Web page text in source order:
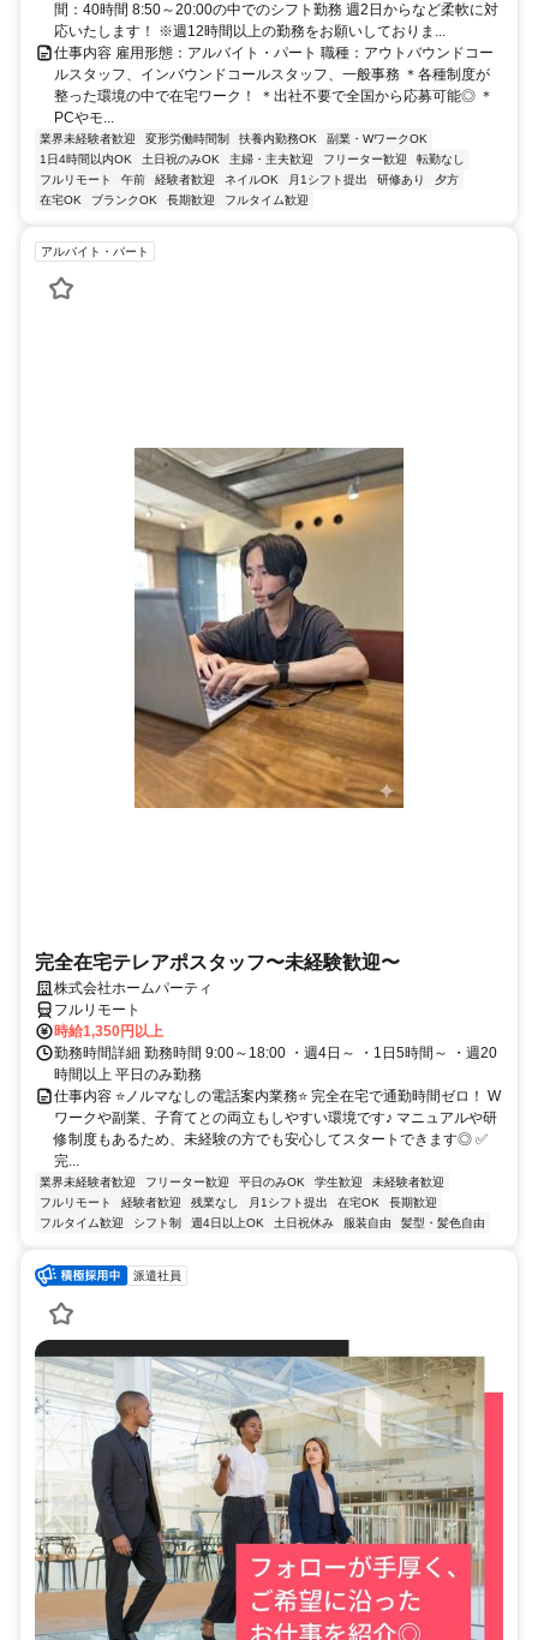
間：40時間 8:50～20:00の中でのシフト勤務 週2日からなど柔軟に対
応いたします！ ※週12時間以上の勤務をお願いしておりま...
仕事内容 雇用形態：アルバイト・パート 職種：アウトバウンドコー
ルスタッフ、インバウンドコールスタッフ、一般事務 ＊各種制度が
整った環境の中で在宅ワーク！ ＊出社不要で全国から応募可能◎ ＊
PCやモ...
業界未経験者歓迎 変形労働時間制 扶養内勤務OK
副業・WワークOK
1日4時間以内OK
土日祝のみOK 主婦・主夫歓迎 フリーター歓迎
転勤なし
フルリモート
午前 経験者歓迎 ネイルOK 月1シフト提出 研修あり
夕方
在宅OK
ブランクOK 長期歓迎 フルタイム歓迎
アルバイト・パート
完全在宅テレアポスタッフ〜未経験歓迎〜
株式会社ホームパーティ
フルリモート
時給1,350円以上
勤務時間詳細 勤務時間 9:00～18:00 ・週4日～ ・1日5時間～ ・週20
時間以上 平日のみ勤務
仕事内容 ⭐ノルマなしの電話案内業務⭐ 完全在宅で通勤時間ゼロ！ W
ワークや副業、子育てとの両立もしやすい環境です♪ マニュアルや研
修制度もあるため、未経験の方でも安心してスタートできます◎ ✅
完...
業界未経験者歓迎 フリーター歓迎 平日のみOK 学生歓迎
未経験者歓迎
フルリモート
経験者歓迎 残業なし 月1シフト提出 在宅OK
長期歓迎
フルタイム歓迎
シフト制 週4日以上OK 土日祝休み 服装自由 髪型・髪色自由
派遣社員